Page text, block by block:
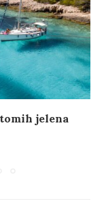
jelena